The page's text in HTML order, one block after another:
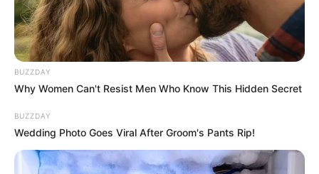
BUZZDAY
Why Women Can't Resist Men Who Know This Hidden Secret
BUZZDAY
Wedding Photo Goes Viral After Groom's Pants Rip!